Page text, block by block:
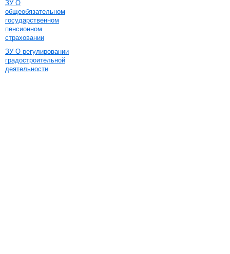
ЗУ О
общеобязательном
государственном
пенсионном
страховании
ЗУ О регулировании
градостроительной
деятельности